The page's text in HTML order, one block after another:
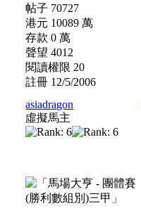
帖子 70727
港元 10089 萬
存款 0 萬
聲望 4012
閱讀權限 20
註冊 12/5/2006
asiadragon
虛擬馬主